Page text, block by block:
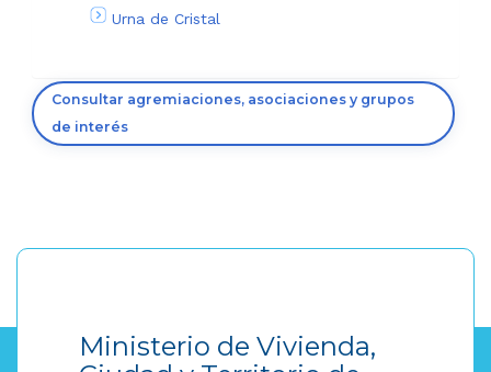
Urna de Cristal
Consultar agremiaciones, asociaciones y grupos
de interés
Ministerio de Vivienda,